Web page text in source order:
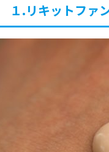
１.リキットファ